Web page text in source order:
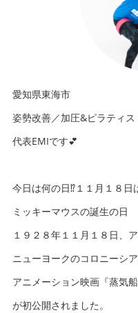
愛知県東海市
姿勢改善／加圧&ピラティ
代表EMIです💕
今日は何の日⁉️１１月１８日
ミッキーマウスの誕生の日
１９２８年１１月１８日、
ニューヨークのコロニーシア
アニメーション映画『蒸気船
が初公開されました。